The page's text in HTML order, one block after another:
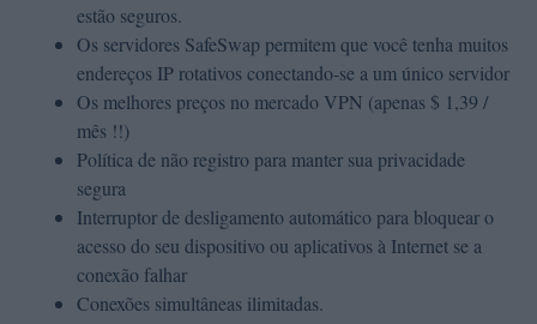
estão seguros.
Os servidores SafeSwap permitem que você tenha muitos
endereços IP rotativos conectando-se a um único servidor
Os melhores preços no mercado VPN (apenas $ 1,39 /
mês !!)
Política de não registro para manter sua privacidade
segura
Interruptor de desligamento automático para bloquear o
acesso do seu dispositivo ou aplicativos à Internet se a
conexão falhar
Conexões simultâneas ilimitadas.